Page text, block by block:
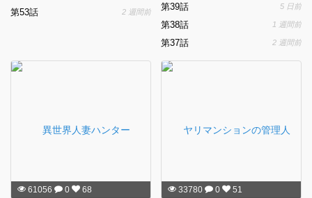
第53話 2 週間前 第39話 5 日前
第38話 1 週間前
第37話 2 週間前
61056 0 68 33780 0 51